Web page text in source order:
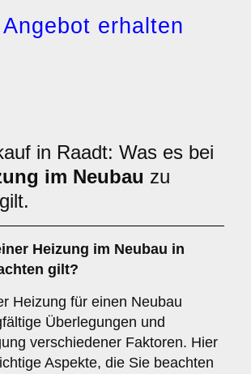
erhalten
in Raadt: Was es bei
im Neubau zu
Heizung im Neubau in
gilt?
Heizung für einen Neubau
Überlegungen und
verschiedener Faktoren. Hier
Aspekte, die Sie beachten